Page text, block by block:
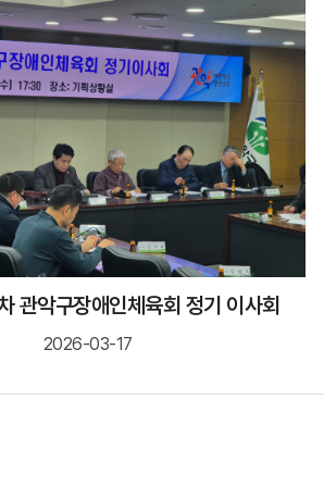
악구장애인체육회 정기 이사회
2026-03-17